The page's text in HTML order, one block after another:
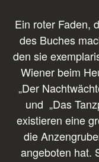
Ein roter Faden,
des Buches
den sie
Wiener beim
„Der
und „Das
existieren eine
die
angeboten hat.